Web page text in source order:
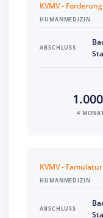
KVMV -
HUMANMEDIZIN
ABSCHLUSS
4
KVMV -
HUMANMEDIZIN
ABSCHLUSS